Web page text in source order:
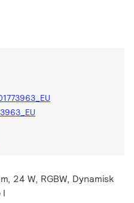
24 W, RGBW, Dynamisk
I